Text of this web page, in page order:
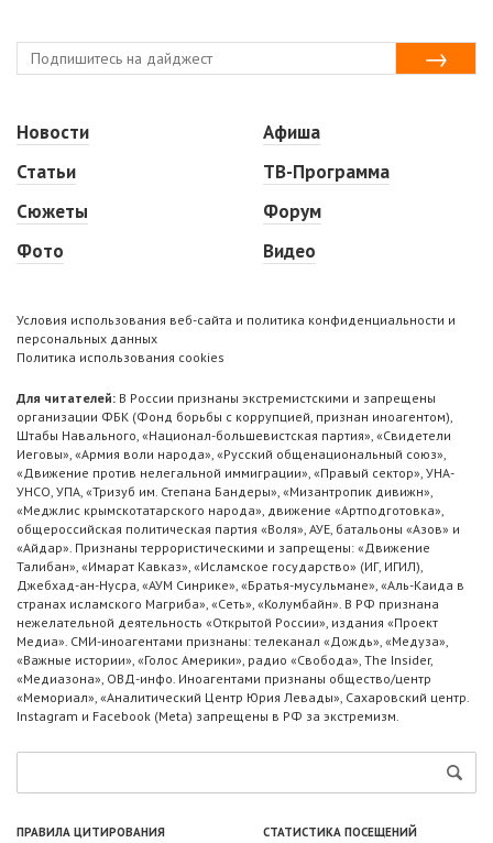
Новости
Статьи
Сюжеты
Фото
Афиша
ТВ-Программа
Форум
Видео
Условия использования веб-сайта и политика конфиденциальности и
персональных данных
Политика использования cookies
Для читателей: В России признаны экстремистскими и запрещены
организации ФБК (Фонд борьбы с коррупцией, признан иноагентом),
Штабы Навального, «Национал-большевистская партия», «Свидетели
Иеговы», «Армия воли народа», «Русский общенациональный союз»,
«Движение против нелегальной иммиграции», «Правый сектор», УНА-
УНСО, УПА, «Тризуб им. Степана Бандеры», «Мизантропик дивижн»,
«Меджлис крымскотатарского народа», движение «Артподготовка»,
общероссийская политическая партия «Воля», АУЕ, батальоны «Азов» и
«Айдар». Признаны террористическими и запрещены: «Движение
Талибан», «Имарат Кавказ», «Исламское государство» (ИГ, ИГИЛ),
Джебхад-ан-Нусра, «АУМ Синрике», «Братья-мусульмане», «Аль-Каида в
странах исламского Магриба», «Сеть», «Колумбайн». В РФ признана
нежелательной деятельность «Открытой России», издания «Проект
Медиа». СМИ-иноагентами признаны: телеканал «Дождь», «Медуза»,
«Важные истории», «Голос Америки», радио «Свобода», The Insider,
«Медиазона», ОВД-инфо. Иноагентами признаны общество/центр
«Мемориал», «Аналитический Центр Юрия Левады», Сахаровский центр.
Instagram и Facebook (Metа) запрещены в РФ за экстремизм.
ПРАВИЛА ЦИТИРОВАНИЯ СТАТИСТИКА ПОСЕЩЕНИЙ